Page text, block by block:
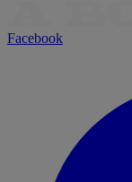
Facebook